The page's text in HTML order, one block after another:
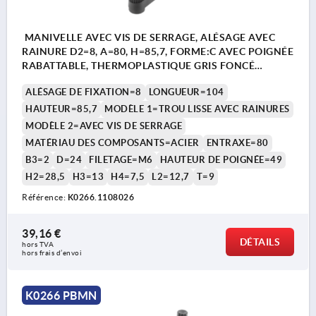
MANIVELLE AVEC VIS DE SERRAGE, ALÉSAGE AVEC
RAINURE D2=8, A=80, H=85,7, FORME:C AVEC POIGNÉE
RABATTABLE, THERMOPLASTIQUE GRIS FONCÉ
ALÉSAGE DE FIXATION=8
LONGUEUR=104
HAUTEUR=85,7
MODÈLE 1=TROU LISSE AVEC RAINURES
MODÈLE 2=AVEC VIS DE SERRAGE
MATÉRIAU DES COMPOSANTS=ACIER
ENTRAXE=80
B3=2
D=24 FILETAGE=M6
HAUTEUR DE POIGNÉE=49
H2=28,5
H3=13 H4=7,5 L2=12,7 T=9
Référence: K0266.1108026
39,16 €
hors TVA
hors frais d’envoi
DÉTAILS
K0266 PBMN